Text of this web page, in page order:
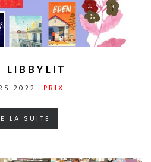
LIBBYLIT
2022 PRIX
LA SUITE